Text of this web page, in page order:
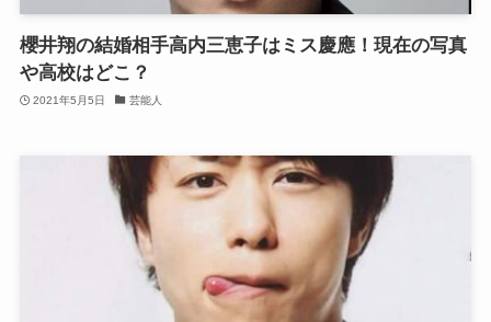
櫻井翔の結婚相手高内三恵子はミス慶應！現在の写真
や高校はどこ？
2021年5月5日 芸能人